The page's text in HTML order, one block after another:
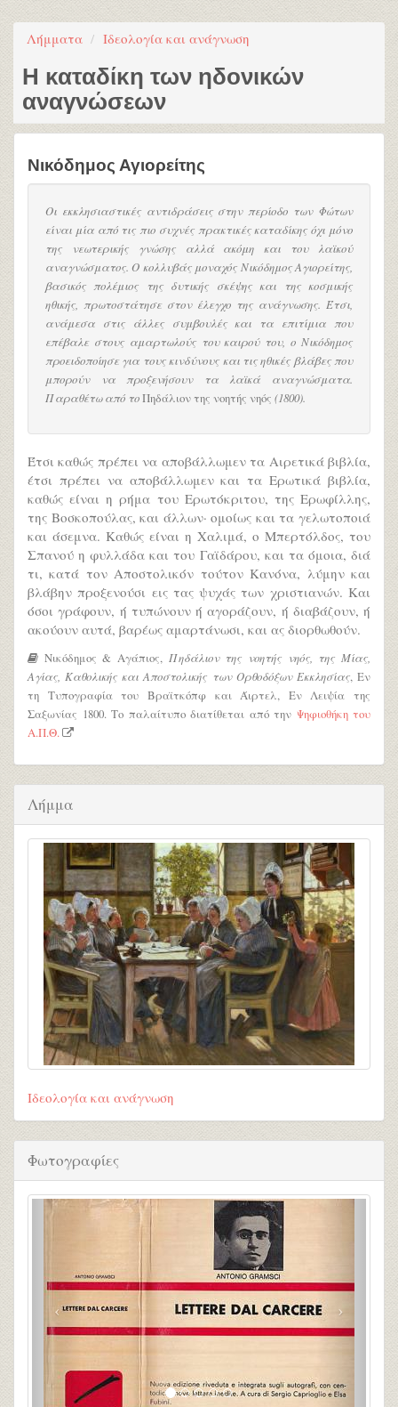
Λήμματα Ιδεολογία και ανάγνωση
Η καταδίκη των ηδονικών
αναγνώσεων
Νικόδημος Αγιορείτης
Οι εκκλησιαστικές αντιδράσεις στην περίοδο των Φώτων
είναι μία από τις πιο συχνές πρακτικές καταδίκης όχι μόνο
της νεωτερικής γνώσης αλλά ακόμη και του λαϊκού
αναγνώσματος. Ο κολλυβάς μοναχός Νικόδημος Αγιορείτης,
βασικός πολέμιος της δυτικής σκέψης και της κοσμικής
ηθικής, πρωτοστάτησε στον έλεγχο της ανάγνωσης. Έτσι,
ανάμεσα στις άλλες συμβουλές και τα επιτίμια που
επέβαλε στους αμαρτωλούς του καιρού του, ο Νικόδημος
προειδοποίησε για τους κινδύνους και τις ηθικές βλάβες που
μπορούν να προξενήσουν τα λαϊκά αναγνώσματα.
Παραθέτω από τοΠηδάλιον της νοητής νηός (1800).
Έτσι καθώς πρέπει να αποβάλλωμεν τα Αιρετικά βιβλία,
έτσι πρέπει να αποβάλλωμεν και τα Ερωτικά βιβλία,
καθώς είναι η ρήμα του Ερωτόκριτου, της Ερωφίλλης,
της Βοσκοπούλας, και άλλων· ομοίως και τα γελωτοποιά
και άσεμνα. Καθώς είναι η Χαλιμά, ο Μπερτόλδος, του
Σπανού η φυλλάδα και του Γαϊδάρου, και τα όμοια, διά
τι, κατά τον Αποστολικόν τούτον Κανόνα, λύμην και
βλάβην προξενούσι εις τας ψυχάς των χριστιανών. Και
όσοι γράφουν, ή τυπώνουν ή αγοράζουν, ή διαβάζουν, ή
ακούουν αυτά, βαρέως αμαρτάνωσι, και ας διορθωθούν.
Νικόδημος & Αγάπιος, Πηδάλιον της νοητής νηός, της Μίας,
Αγίας, Καθολικής και Αποστολικής των Ορθοδόξων Εκκλησίας, Εν
τη Τυπογραφία του Βραϊτκόπφ και Άιρτελ, Εν Λειψία της
Σαξωνίας 1800. Το παλαίτυπο διατίθεται από την Ψηφιοθήκη του
Α.Π.Θ.
Λήμμα
Ιδεολογία και ανάγνωση
Φωτογραφίες